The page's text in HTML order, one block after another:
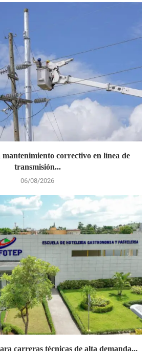
correctivo en línea de
transmisión...
06/08/2026
carreras técnicas de alta demanda...